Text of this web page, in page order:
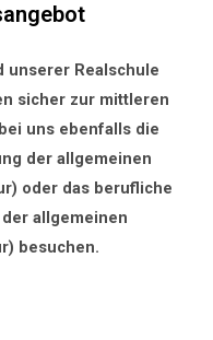
unserer Realschule
sicher zur mittleren
uns ebenfalls die
der allgemeinen
oder das berufliche
allgemeinen
besuchen.